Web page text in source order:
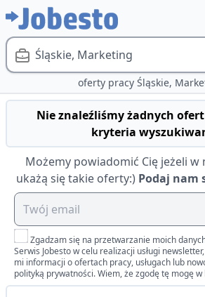
Śląskie, Marketing
oferty pracy Śląskie,
Nie znaleźliśmy żadnych
kryteria
Możemy powiadomić Cię jeżeli w
ukażą się takie oferty:) Podaj nam
Zgadzam się na przetwarzanie moich
Serwis Jobesto w celu realizacji usługi
mi informacji o ofertach pracy, usługach lub
polityką prywatności. Wiem, że zgodę tę mogę